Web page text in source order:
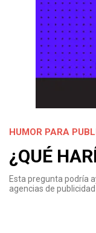
HUMOR PARA
¿QUÉ
Esta pregunta podría
agencias de